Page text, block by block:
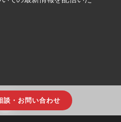
談・お問い合わせ